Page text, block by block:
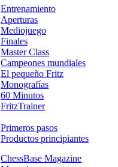
Entrenamiento
Aperturas
Mediojuego
Finales
Master Class
Campeones mundiales
El pequeño Fritz
Monografías
60 Minutos
FritzTrainer
Primeros pasos
Productos principiantes
ChessBase Magazine